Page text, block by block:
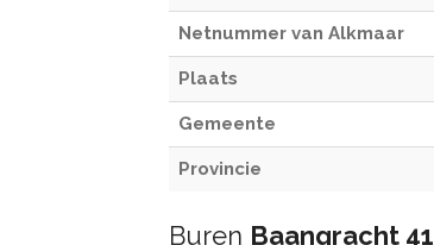
Netnummer van Alkmaar
Plaats
Gemeente
Provincie
Buren Baangracht 41